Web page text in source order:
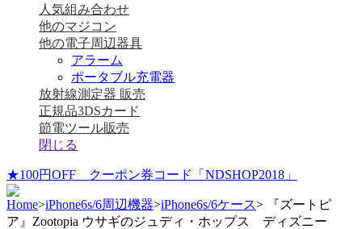
人気組み合わせ
他のマジコン
他の電子周辺器具
アラーム
ポータブル充電器
放射線測定器 販売
正規品3DSカード
節電ツール販売
閉じる
★100円OFF クーポン券コード「NDSHOP2018」
Home>iPhone6s/6周辺機器>iPhone6s/6ケース>
『ズートピ
ア』Zootopia ウサギのジュディ・ホップス ディズニー